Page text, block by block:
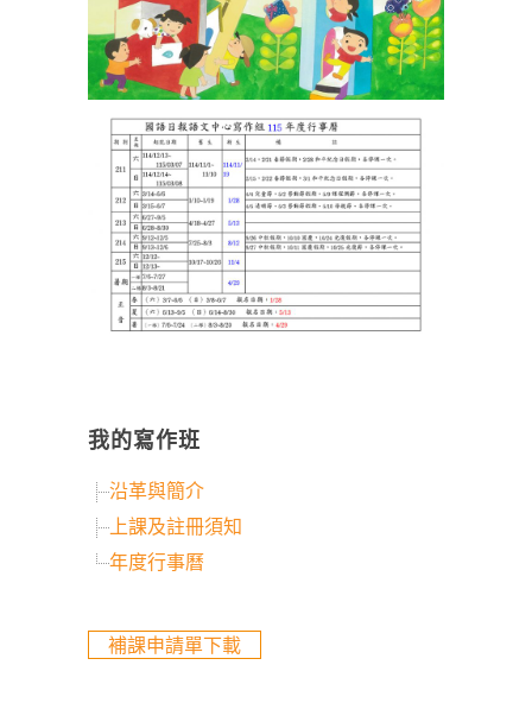
我的寫作班
沿革與簡介
上課及註冊須知
年度行事曆
補課申請單下載